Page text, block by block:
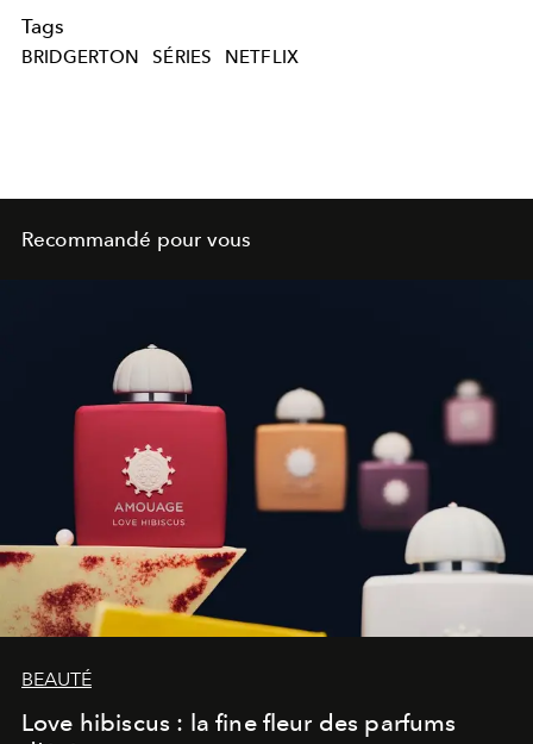
Tags
BRIDGERTON SÉRIES NETFLIX
Recommandé pour vous
BEAUTÉ
Love hibiscus : la fine fleur des parfums